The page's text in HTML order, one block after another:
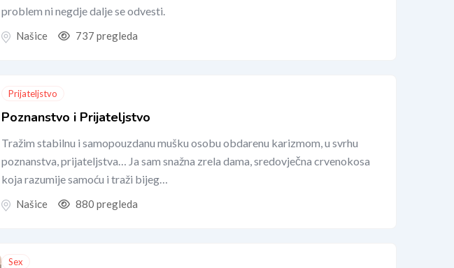
problem ni negdje dalje se odvesti.
Našice 737 pregleda
Prijateljstvo
Poznanstvo i Prijateljstvo
Tražim stabilnu i samopouzdanu mušku osobu obdarenu karizmom, u svrhu
poznanstva, prijateljstva… Ja sam snažna zrela dama, sredovječna crvenokosa
koja razumije samoću i traži bijeg…
Našice 880 pregleda
Sex